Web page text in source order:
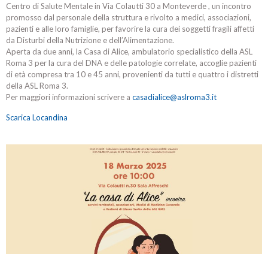
Centro di Salute Mentale in Via Colautti 30 a Monteverde , un incontro
promosso dal personale della struttura e rivolto a medici, associazioni,
pazienti e alle loro famiglie, per favorire la cura dei soggetti fragili affetti
da Disturbi della Nutrizione e dell’Alimentazione.
Aperta da due anni, la Casa di Alice, ambulatorio specialistico della ASL
Roma 3 per la cura del DNA e delle patologie correlate, accoglie pazienti
di età compresa tra 10 e 45 anni, provenienti da tutti e quattro i distretti
della ASL Roma 3.
Per maggiori informazioni scrivere a casadialice@aslroma3.it
Scarica Locandina